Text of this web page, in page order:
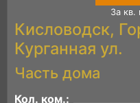
За
Кисловодск,
Курганная ул.
Часть дома
Кол. ком.: